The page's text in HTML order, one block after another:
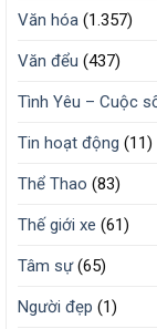
Văn hóa (1.357)
Văn đểu (437)
Tình Yêu – Cuộc
Tin hoạt động (11)
Thể Thao (83)
Thế giới xe (61)
Tâm sự(65)
Người đẹp (1)